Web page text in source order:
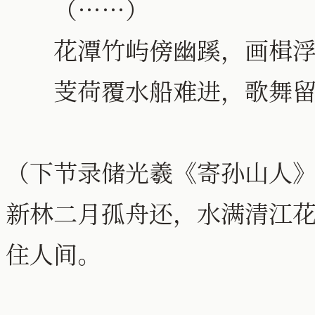
（……）
花潭竹屿傍幽蹊，画楫
芰荷覆水船难进，歌舞
（下节录储光羲《寄孙山人
新林二月孤舟还，水满清江
住人间。